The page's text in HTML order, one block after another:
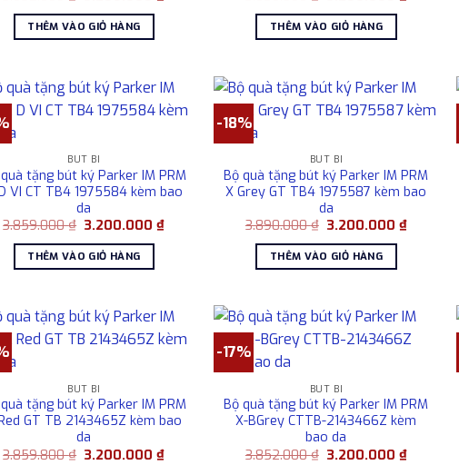
là:
3.852.000 ₫.
THÊM VÀO GIỎ HÀNG là:
3.856.000 ₫.
THÊM VÀO GIỎ HÀNG
BÚT BI
tặng bút ký Parker IM PRM
VI CT TB4 1975584 kèm bao
da
3.859.000₫ Giá
là:
3.859.000 ₫.
3.200.000₫Giá
THÊM VÀO GIỎ HÀNG
-18%
BÚT BI
Bộ quà tặng bút ký Parker IM PRM
X Grey GT TB4 1975587 kèm bao
da
3.890.000₫ Giá
là:
3.890.000 ₫.
3.200.000₫Giá
THÊM VÀO GIỎ HÀNG
BÚT BI
tặng bút ký Parker IM PRM
GT TB 2143465Z kèm bao
da
3.859.800₫ Giá
3.200.000₫Giá
-17%
BÚT BI
Bộ quà tặng bút ký Parker IM PRM
X-BGrey CTTB-2143466Z kèm
bao da
3.852.000₫ Giá
3.200.000₫Giá